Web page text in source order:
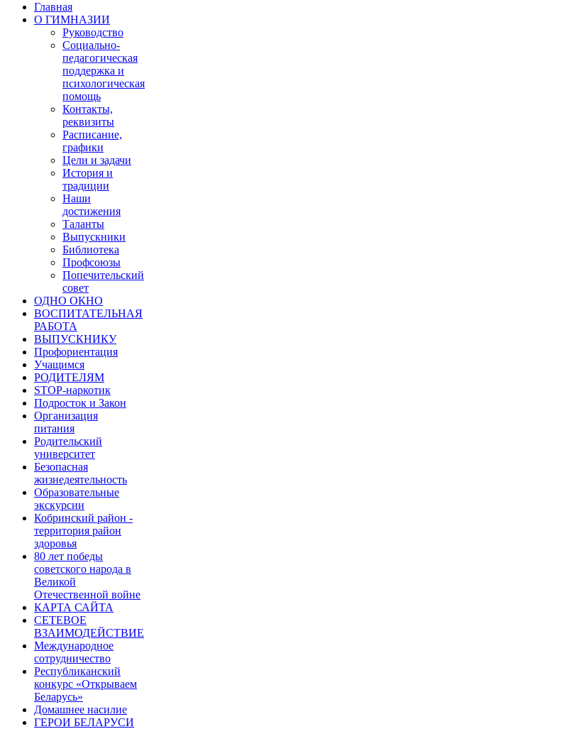
Главная
О ГИМНАЗИИ
Руководство
Социально-
педагогическая
поддержка и
психологическая
помощь
Контакты,
реквизиты
Расписание,
графики
Цели и задачи
История и
традиции
Наши
достижения
Таланты
Выпускники
Библиотека
Профсоюзы
Попечительский
совет
ОДНО ОКНО
ВОСПИТАТЕЛЬНАЯ
РАБОТА
ВЫПУСКНИКУ
Профориентация
Учащимся
РОДИТЕЛЯМ
STOP-наркотик
Подросток и Закон
Организация
питания
Родительский
университет
Безопасная
жизнедеятельность
Образовательные
экскурсии
Кобринский район -
территория район
здоровья
80 лет победы
советского народа в
Великой
Отечественной войне
КАРТА САЙТА
СЕТЕВОЕ
ВЗАИМОДЕЙСТВИЕ
Международное
сотрудничество
Республиканский
конкурс «Открываем
Беларусь»
Домашнее насилие
ГЕРОИ БЕЛАРУСИ